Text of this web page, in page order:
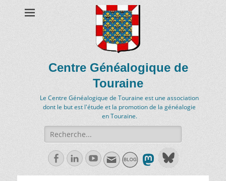
Centre Généalogique de
Touraine
Le Centre Généalogique de Touraine est une association
dont le but est l'étude et la promotion de la généalogie
en Touraine.
Recherche
de:
FacebookLinkedln
Youtube